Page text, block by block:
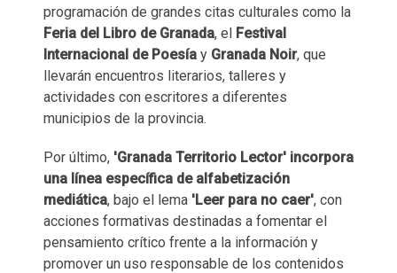
programación de grandes citas culturales como la
Feria del Libro de Granada, el Festival
Internacional de Poesía y Granada Noir, que
llevarán encuentros literarios, talleres y
actividades con escritores a diferentes
municipios de la provincia.
Por último, 'Granada Territorio Lector' incorpora
una línea específica de alfabetización
mediática, bajo el lema 'Leer para no caer', con
acciones formativas destinadas a fomentar el
pensamiento crítico frente a la información y
promover un uso responsable de los contenidos